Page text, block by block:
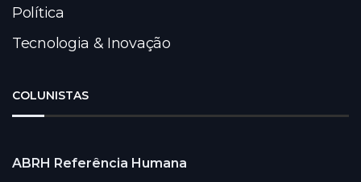
Política
Tecnologia & Inovação
COLUNISTAS
ABRH Referência Humana